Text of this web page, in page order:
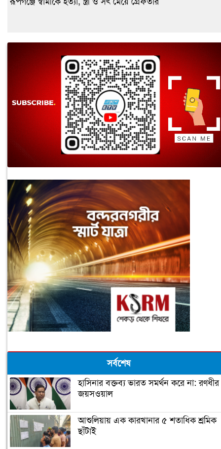
সর্বশেষ
হাসিনার বক্তব্য ভারত সমর্থন করে না: রণধীর
জয়সওয়াল
আশুলিয়ায় এক কারখানার ৫ শতাধিক শ্রমিক
ছাঁটাই